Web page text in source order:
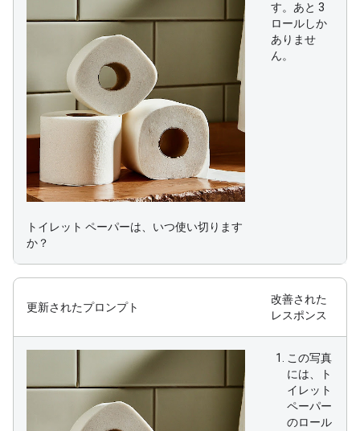
トイレット ペーパーは、いつ使い切ります
か？
す。あと 3
ロールしか
ありませ
ん。
更新されたプロンプト
改善された
レスポンス
この写真
には、ト
イレット
ペーパー
のロール